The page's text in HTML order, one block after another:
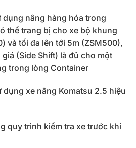
nâng hàng hóa trong
thể trang bị cho xe bộ khung
và tối đa lên tới 5m (ZSM500),
(Side Shift) là đủ cho một
trong lòng Container
dụng xe nâng Komatsu 2.5 hiệu
quy trình kiểm tra xe trước khi